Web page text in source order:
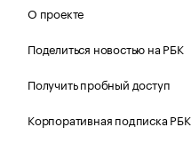
О проекте
Поделиться новостью на РБК
Получить пробный доступ
Корпоративная подписка РБК